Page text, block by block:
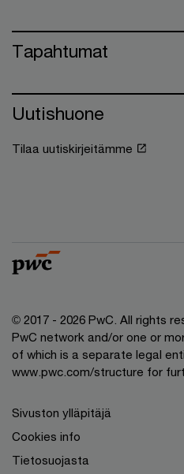
Tapahtumat
Uutishuone
Tilaa uutiskirjeitämme
© 2017 - 2026 PwC. All rights
PwC network and/or one or
of which is a separate legal
www.pwc.com/structure for
Sivuston ylläpitäjä
Cookies info
Tietosuojasta